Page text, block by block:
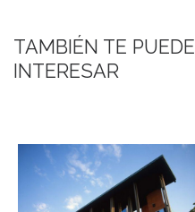
TAMBIÉN TE PUEDE
INTERESAR